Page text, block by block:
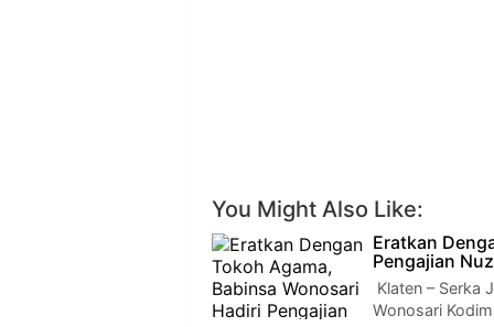
You Might Also Like:
Eratkan
Pengajian
Klaten – Serka
Wonosari